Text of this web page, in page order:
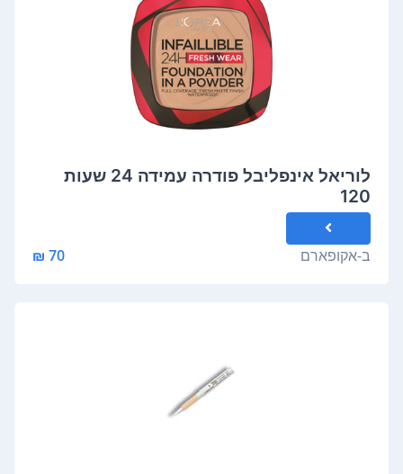
לוריאל אינפליבל פודרה עמידה 24 שעות
120
ב-אקופארם 70 ₪